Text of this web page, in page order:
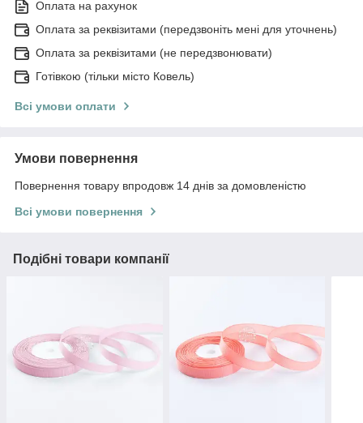
Оплата на рахунок
Оплата за реквізитами (передзвоніть мені для уточнень)
Оплата за реквізитами (не передзвонювати)
Готівкою (тільки місто Ковель)
Всі умови оплати
Умови повернення
Повернення товару впродовж 14 днів за домовленістю
Всі умови повернення
Подібні товари компанії